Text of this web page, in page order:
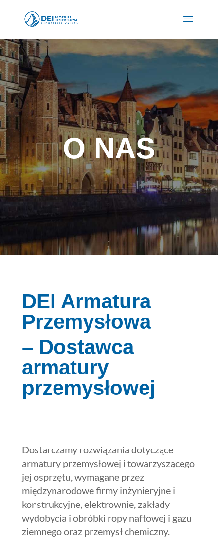
O NAS
DEI Armatura
Przemysłowa
– Dostawca
armatury
przemysłowej
Dostarczamy rozwiązania dotyczące
armatury przemysłowej i towarzyszącego
jej osprzętu, wymagane przez
międzynarodowe firmy inżynieryjne i
konstrukcyjne, elektrownie, zakłady
wydobycia i obróbki ropy naftowej i gazu
ziemnego oraz przemysł chemiczny.